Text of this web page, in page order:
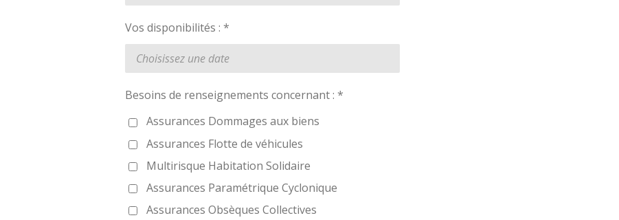
Vos disponibilités : *
Besoins de renseignements concernant : *
Assurances Dommages aux biens
Assurances Flotte de véhicules
Multirisque Habitation Solidaire
Assurances Paramétrique Cyclonique
Assurances Obsèques Collectives